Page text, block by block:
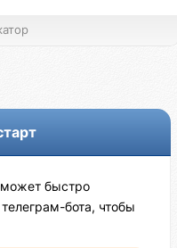
быстро
бота, чтобы